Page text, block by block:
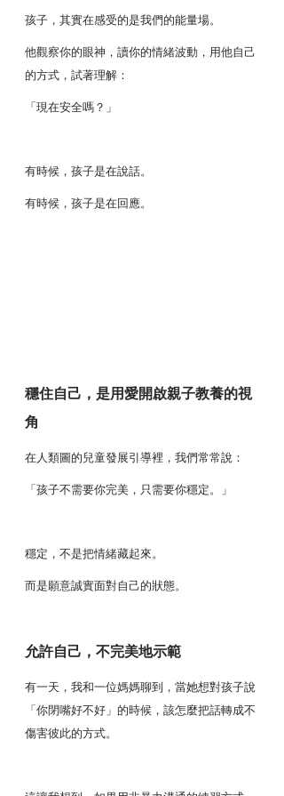
孩子，其實在感受的是我們的能量場。
他觀察你的眼神，讀你的情緒波動，用他自己
的方式，試著理解：
「現在安全嗎？」
有時候，孩子是在說話。
有時候，孩子是在回應。
穩住自己，是用愛開啟親子教養的視
角
在人類圖的兒童發展引導裡，我們常常說：
「孩子不需要你完美，只需要你穩定。」
穩定，不是把情緒藏起來。
而是願意誠實面對自己的狀態。
允許自己，不完美地示範
有一天，我和一位媽媽聊到，當她想對孩子說
「你閉嘴好不好」的時候，該怎麼把話轉成不
傷害彼此的方式。